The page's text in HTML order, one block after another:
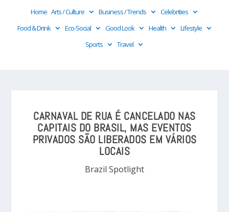
Home Arts / Culture Business / Trends
Celebrities
Food & Drink
Eco-Social Good Look Health
Lifestyle
Sports
Travel
CARNAVAL DE RUA É CANCELADO NAS
CAPITAIS DO BRASIL, MAS EVENTOS
PRIVADOS SÃO LIBERADOS EM VÁRIOS
LOCAIS
Brazil Spotlight